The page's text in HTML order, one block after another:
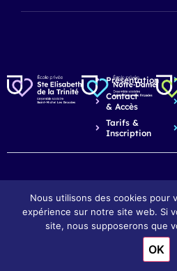
Présentation
Contact
& Accès
Tarifs &
Inscription
© 2026 Saint-Michel Les Arcades
Réalisation :
Nous utilisons des cookies pour
expérience sur notre site web. Si
site, nous supposerons que
OK
Engagé pour
carbone de notre site internet